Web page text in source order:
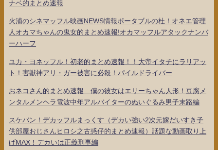
ナベ的まとめ速報
火浦のシネマッフル映画NEWS情報ポータブルの杜！オネエ管理
人オカマちゃんの鬼女的まとめ速報!オカマッフルアタックナンバ
ーハーフ
ユカ・ヨネッフル！初老的まとめ速報！！大帝イタチにラリアッ
ト！害獣神アリ・ガー被害に必殺！パイルドライバー
おネコさん的まとめ速報 僕の彼女はエリーちゃん人形！豆腐メ
ンタルメンヘラ電波中年アルバイターのぬいぐるみ男子末路編
スケバン！デカッフルまっくす（デカい強い2次元嫁だいすき子
供部屋おじさんヒロシ之古惑仔的まとめ速報）話題な動画取り上
げMAX！デカいは正義刑事編